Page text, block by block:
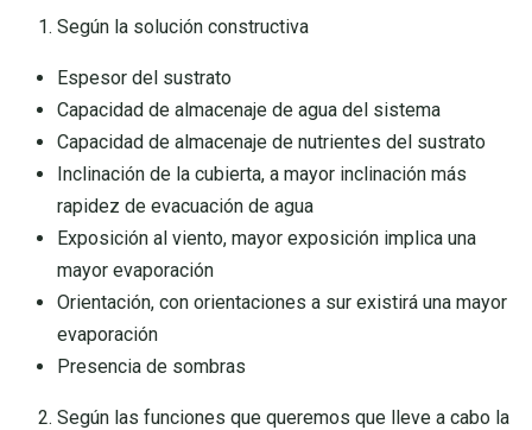
Según la solución constructiva
Espesor del sustrato
Capacidad de almacenaje de agua del sistema
Capacidad de almacenaje de nutrientes del sustrato
Inclinación de la cubierta, a mayor inclinación más
rapidez de evacuación de agua
Exposición al viento, mayor exposición implica una
mayor evaporación
Orientación, con orientaciones a sur existirá una mayor
evaporación
Presencia de sombras
Según las funciones que queremos que lleve a cabo la